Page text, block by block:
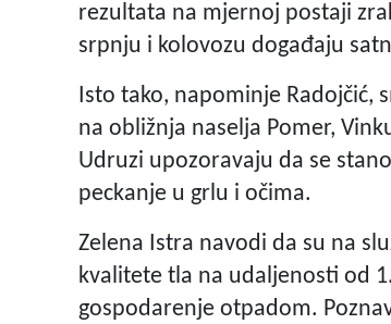
rezultata na mjernoj postaji
srpnju i kolovozu događaju
Isto tako, napominje Radojčić,
na obližnja naselja Pomer,
Udruzi upozoravaju da se
peckanje u grlu i očima.
Zelena Istra navodi da su na
kvalitete tla na udaljenosti od
gospodarenje otpadom.